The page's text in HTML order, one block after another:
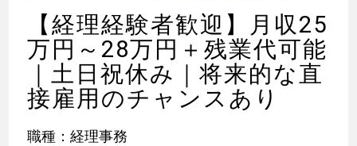
【経理経験者歓迎】月収25
万円～28万円＋残業代可能
｜土日祝休み｜将来的な直
接雇用のチャンスあり
職種：経理事務